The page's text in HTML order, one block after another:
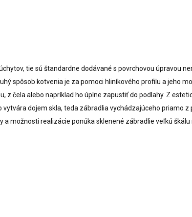
tie sú štandardne dodávané s povrchovou úpravou
spôsob kotvenia je za pomoci hliníkového profilu a jeho
z čela alebo napríklad ho úplne zapustiť do podlahy. Z
vytvára dojem skla, teda zábradlia vychádzajúceho priamo z
a možnosti realizácie ponúka sklenené zábradlie veľkú